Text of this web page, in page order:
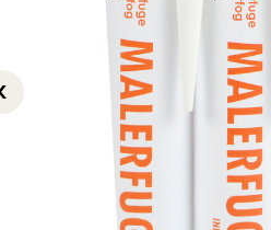
Previous slide